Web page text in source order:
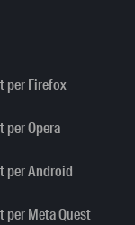
per Firefox
per Opera
per Android
per Meta Quest